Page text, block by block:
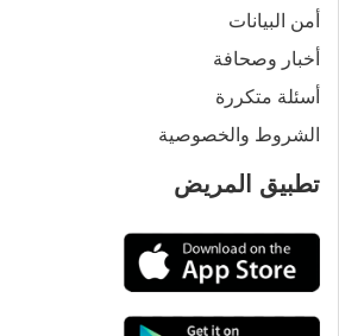
أمن البيانات
أخبار وصحافة
أسئلة متكررة
الشروط والخصوصية
تطبيق المريض